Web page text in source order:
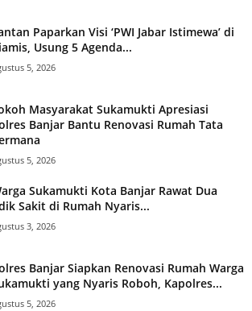
Paparkan Visi ‘PWI Jabar Istimewa’ di
Usung 5 Agenda...
5, 2026
Masyarakat Sukamukti Apresiasi
Banjar Bantu Renovasi Rumah Tata
5, 2026
Sukamukti Kota Banjar Rawat Dua
Sakit di Rumah Nyaris...
3, 2026
Banjar Siapkan Renovasi Rumah Warga
yang Nyaris Roboh, Kapolres...
5, 2026